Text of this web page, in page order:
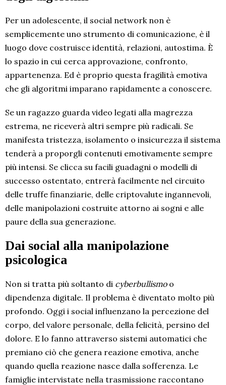
Per un adolescente, il social network non è
semplicemente uno strumento di comunicazione, è il
luogo dove costruisce identità, relazioni, autostima. È
lo spazio in cui cerca approvazione, confronto,
appartenenza. Ed è proprio questa fragilità emotiva
che gli algoritmi imparano rapidamente a conoscere.
Se un ragazzo guarda video legati alla magrezza
estrema, ne riceverà altri sempre più radicali. Se
manifesta tristezza, isolamento o insicurezza il sistema
tenderà a proporgli contenuti emotivamente sempre
più intensi. Se clicca su facili guadagni o modelli di
successo ostentato, entrerà facilmente nel circuito
delle truffe finanziarie, delle criptovalute ingannevoli,
delle manipolazioni costruite attorno ai sogni e alle
paure della sua generazione.
Dai social alla manipolazione
psicologica
Non si tratta più soltanto di cyberbullismo o
dipendenza digitale. Il problema è diventato molto più
profondo. Oggi i social influenzano la percezione del
corpo, del valore personale, della felicità, persino del
dolore. E lo fanno attraverso sistemi automatici che
premiano ciò che genera reazione emotiva, anche
quando quella reazione nasce dalla sofferenza. Le
famiglie intervistate nella trasmissione raccontano